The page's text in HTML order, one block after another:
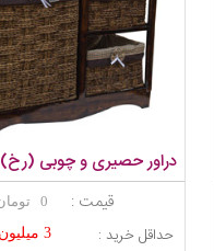
دراور حصیری و چوبی (رخ)
قیمت : 0 تومان
حداقل خرید : 3 میلیون تومان